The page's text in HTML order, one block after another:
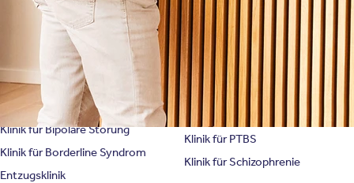
Klinik für Depression
Klinik für Burnout
Klinik für Angststörung
Klinik für Zwangsstörung
Klinik für Persönlichkeitsstörung
Klinik für Bipolare Störung
Klinik für Borderline Syndrom
Entzugsklinik
Klinik für Anorexie
Klinik für Erschöpfung
Klinik für Essstörung
Klinik für Mediensucht
Klinik für Psychose
Klinik für PTBS
Klinik für Schizophrenie